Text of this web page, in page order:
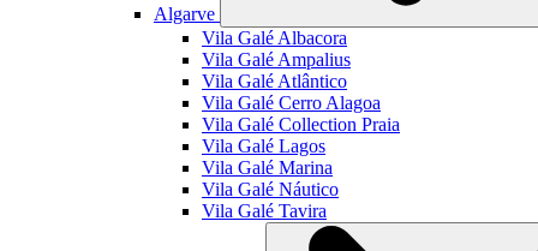
Algarve
Vila Galé Albacora
Vila Galé Ampalius
Vila Galé Atlântico
Vila Galé Cerro Alagoa
Vila Galé Collection Praia
Vila Galé Lagos
Vila Galé Marina
Vila Galé Náutico
Vila Galé Tavira